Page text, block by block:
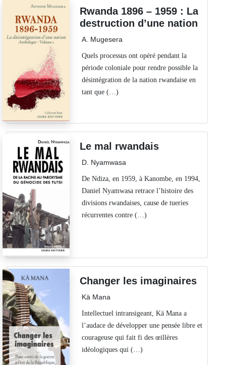
Rwanda 1896 – 1959 : La
destruction d’une nation
A. Mugesera
Quels processus ont opéré pendant la
période coloniale pour rendre possible la
désintégration de la nation rwandaise en
tant que (…)
Le mal rwandais
D. Nyamwasa
De Ndiza, en 1959, à Kanombe, en 1994,
Daniel Nyamwasa retrace l’histoire des
divisions rwandaises, cause de tueries
récurrentes contre (…)
Changer les imaginaires
Kä Mana
Intellectuel intransigeant, Kä Mana a
l’audace de développer une pensée libre et
courageuse qui fait fi des œillères
idéologiques qui (…)